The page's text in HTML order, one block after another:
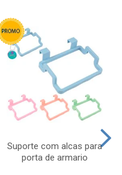
Suporte com alcas para
porta de armario